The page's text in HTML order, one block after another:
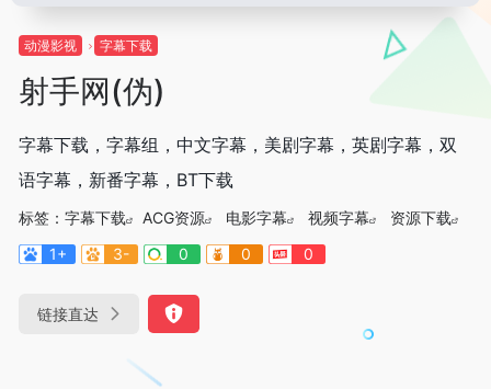
动漫影视 字幕下载
射手网(伪)
字幕下载，字幕组，中文字幕，美剧字幕，英剧字幕，双
语字幕，新番字幕，BT下载
标签： 字幕下载 ACG资源 电影字幕 视频字幕
资源下载
1+
3- 0 0 0
链接直达